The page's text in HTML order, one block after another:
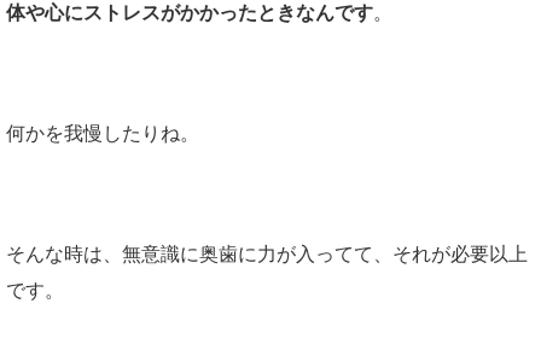
体や心にストレスがかかったときなんです。
何かを我慢したりね。
そんな時は、無意識に奥歯に力が入ってて、それが必要以上
です。